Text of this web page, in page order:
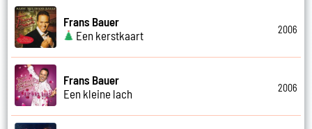
Frans Bauer
Een kerstkaart
2006
Frans Bauer
Een kleine lach
2006